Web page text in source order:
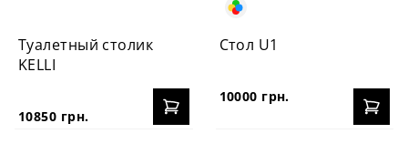
Туалетный столик
KELLI
10850 грн.
Стол U1
10000 грн.